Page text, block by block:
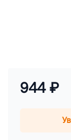
944 ₽